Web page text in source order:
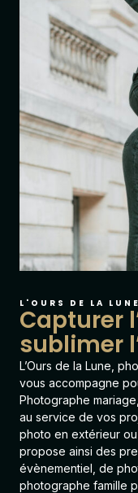
L'OURS DE LA LUNE
Capturer
sublimer
L’Ours de la Lune ,
vous accompagne
Photographe
au service de vos
photo en extérieur ou
propose ainsi des
évènementiel, de
photographe famille